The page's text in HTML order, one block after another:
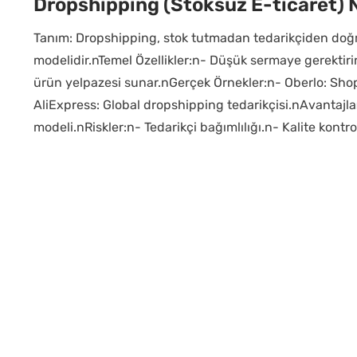
Dropshipping (Stoksuz E-ticaret)
Tanım: Dropshipping, stok tutmadan tedarikçiden
modelidir.nTemel Özellikler:n- Düşük sermaye
ürün yelpazesi sunar.nGerçek Örnekler:n- Oberlo:
AliExpress: Global dropshipping
modeli.nRiskler:n- Tedarikçi bağımlılığı.n- Kalite